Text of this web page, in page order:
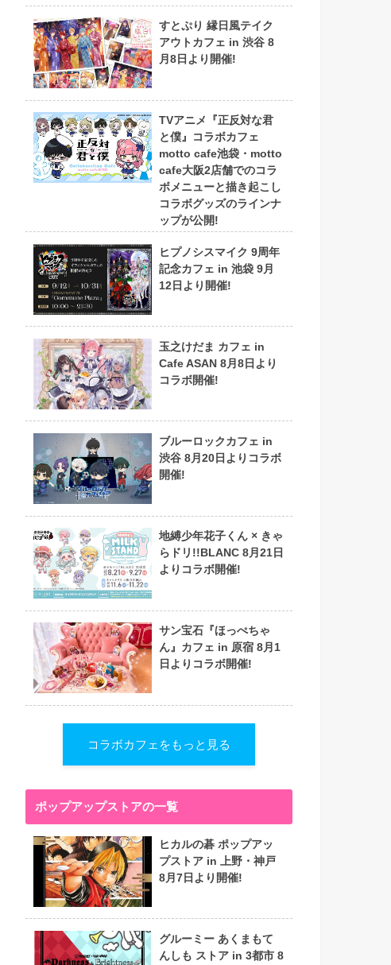
すとぷり 縁日風テイク
アウトカフェ in 渋谷 8
月8日より開催!
TVアニメ『正反対な君
と僕』コラボカフェ
motto cafe池袋・motto
cafe大阪2店舗でのコラ
ボメニューと描き起こし
コラボグッズのラインナ
ップが公開!
ヒプノシスマイク 9周年
記念カフェ in 池袋 9月
12日より開催!
玉之けだま カフェ in
Cafe ASAN 8月8日より
コラボ開催!
ブルーロックカフェ in
渋谷 8月20日よりコラボ
開催!
地縛少年花子くん × きゃ
らドリ!!BLANC 8月21日
よりコラボ開催!
サン宝石『ほっぺちゃ
ん』カフェ in 原宿 8月1
日よりコラボ開催!
コラボカフェをもっと見る
ポップアップストアの一覧
ヒカルの碁 ポップアッ
プストア in 上野・神戸
8月7日より開催!
グルーミー あくまもて
んしも ストア in 3都市 8